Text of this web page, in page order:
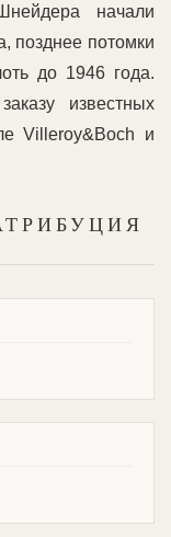
начали
позднее потомки
до 1946 года.
известных
Villeroy&Boch и